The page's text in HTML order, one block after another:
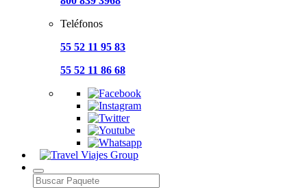
Teléfonos
55 52 11 95 83
55 52 11 86 68